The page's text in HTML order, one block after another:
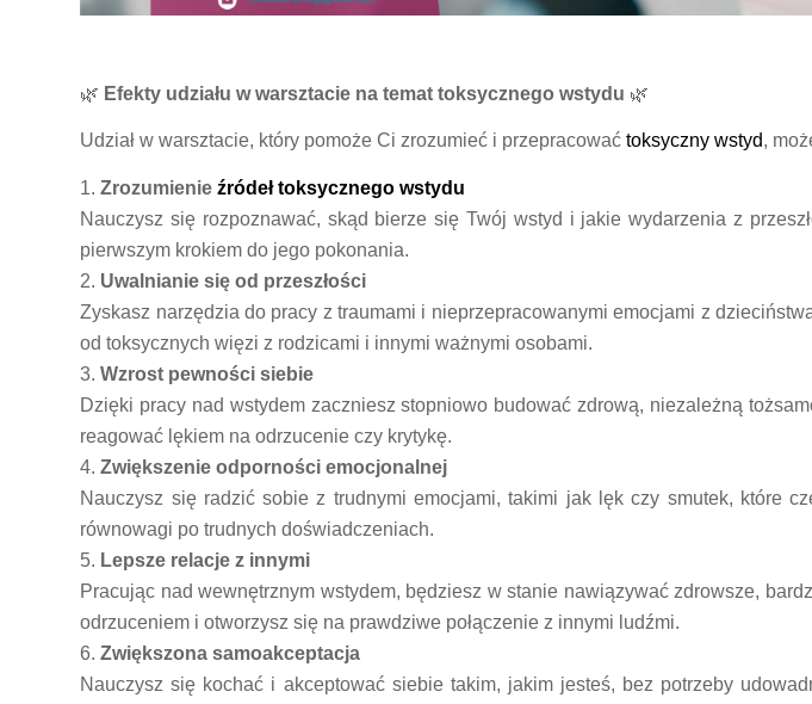
🌿 Efekty udziału w warsztacie na temat toksycznego wstydu 🌿
Udział w warsztacie, który pomoże Ci zrozumieć i przepracowaćtoksyczny wstyd,
Zrozumienieźródeł toksycznego wstydu
Nauczysz się rozpoznawać, skąd bierze się Twój wstyd i jakie wydarzenia z
pierwszym krokiem do jego pokonania.
Uwalnianie się od przeszłości
Zyskasz narzędzia do pracy z traumami i nieprzepracowanymi emocjami z
od toksycznych więzi z rodzicami i innymi ważnymi osobami.
Wzrost pewności siebie
Dzięki pracy nad wstydem zaczniesz stopniowo budować zdrową, niezależną
reagować lękiem na odrzucenie czy krytykę.
Zwiększenie odporności emocjonalnej
Nauczysz się radzić sobie z trudnymi emocjami, takimi jak lęk czy smutek, które
równowagi po trudnych doświadczeniach.
Lepsze relacje z innymi
Pracując nad wewnętrznym wstydem, będziesz w stanie nawiązywać zdrowsze,
odrzuceniem i otworzysz się na prawdziwe połączenie z innymi ludźmi.
Zwiększona samoakceptacja
Nauczysz się kochać i akceptować siebie takim, jakim jesteś, bez potrzeby